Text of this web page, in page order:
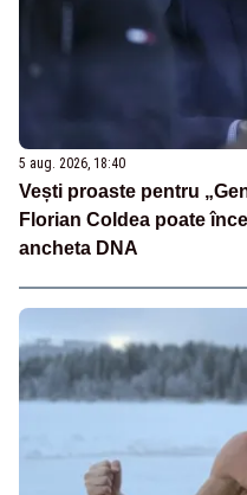
5 aug. 2026, 18:40
Vești proaste pentru
Florian Coldea poate
ancheta DNA